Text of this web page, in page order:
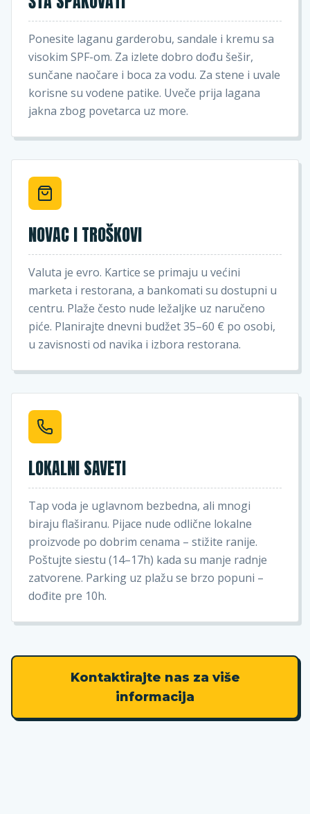
Ponesite laganu garderobu, sandale i kremu sa
visokim SPF-om. Za izlete dobro dođu šešir,
sunčane naočare i boca za vodu. Za stene i uvale
korisne su vodene patike. Uveče prija lagana
jakna zbog povetarca uz more.
NOVAC I TROŠKOVI
Valuta je evro. Kartice se primaju u većini
marketa i restorana, a bankomati su dostupni u
centru. Plaže često nude ležaljke uz naručeno
piće. Planirajte dnevni budžet 35–60 € po osobi,
u zavisnosti od navika i izbora restorana.
LOKALNI SAVETI
Tap voda je uglavnom bezbedna, ali mnogi
biraju flaširanu. Pijace nude odlične lokalne
proizvode po dobrim cenama – stižite ranije.
Poštujte siestu (14–17h) kada su manje radnje
zatvorene. Parking uz plažu se brzo popuni –
dođite pre 10h.
Kontaktirajte nas za više
informacija